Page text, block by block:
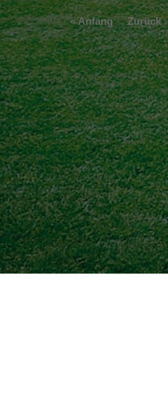
« Anfang Zurück